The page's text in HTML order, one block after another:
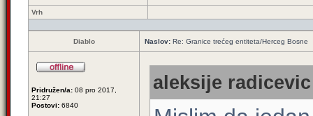
Vrh
Diablo Naslov: Re: Granice trećeg entiteta/Herceg Bosne
Pridružen/a: 08 pro 2017,
21:27
Postovi: 6840
aleksije